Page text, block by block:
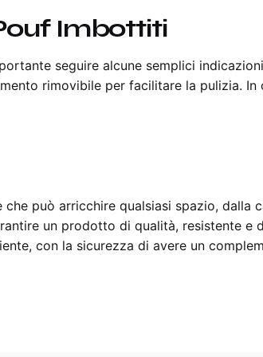
Imbottiti
seguire alcune semplici indicazioni
rimovibile per facilitare la pulizia. In
può arricchire qualsiasi spazio, dalla
un prodotto di qualità, resistente e
con la sicurezza di avere un